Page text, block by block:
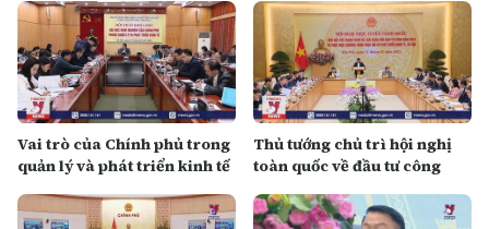
Vai trò của Chính phủ trong
quản lý và phát triển kinh tế
Thủ tướng chủ trì hội nghị
toàn quốc về đầu tư công